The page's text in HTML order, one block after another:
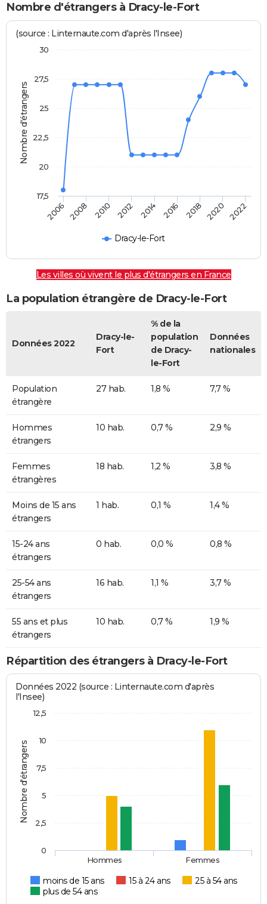
Nombre d'étrangers à Dracy-le-Fort
Nombre d'étrangers
(source : Linternaute.com d'après l'Insee)
Dracy-le-Fort
2006 2008 2010 2012 2014 2016 2018 2020 2022
17,5
20
22,5
25
27,5
30
Les villes où vivent le plus d'étrangers en France
La population étrangère de Dracy-le-Fort
Données 2022
Dracy-le-
Fort
% de la
population
de Dracy-
le-Fort
Données
nationales
Population
étrangère
27 hab. 1,8 % 7,7 %
Hommes
étrangers
10 hab. 0,7 % 2,9 %
Femmes
étrangères
18 hab. 1,2 % 3,8 %
Moins de 15 ans
étrangers
1 hab. 0,1 % 1,4 %
15-24 ans
étrangers
0 hab. 0,0 % 0,8 %
25-54 ans
étrangers
16 hab. 1,1 % 3,7 %
55 ans et plus
étrangers
10 hab. 0,7 % 1,9 %
Répartition des étrangers à Dracy-le-Fort
Nombre d'étrangers
Données 2022 (source : Linternaute.com d'après
l'Insee)
moins de 15 ans 15 à 24 ans
25 à 54 ans
plus de 54 ans
Hommes Femmes
0
2,5
5
7,5
10
12,5